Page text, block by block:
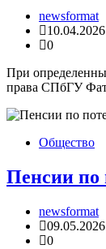
newsformat
10.04.2026
0
При
права СПбГУ
Общество
Пенсии по
newsformat
09.05.2026
0